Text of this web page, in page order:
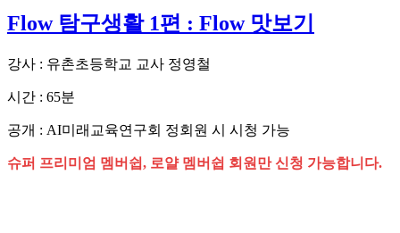
Flow 탐구생활 1편 : Flow 맛보기
강사 : 유촌초등학교 교사 정영철
시간 : 65분
공개 : AI미래교육연구회 정회원 시 시청 가능
슈퍼 프리미엄 멤버쉽, 로얄 멤버쉽 회원만 신청 가능합니다.